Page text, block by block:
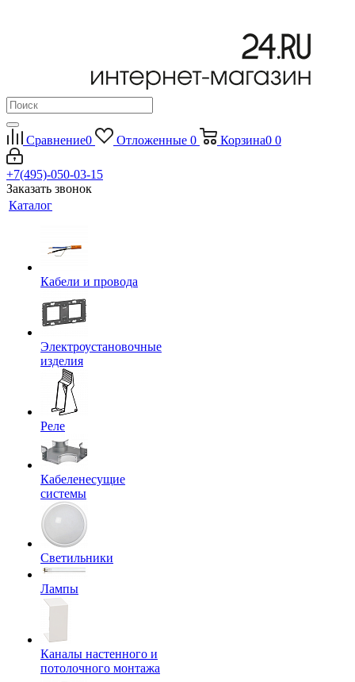
Сравнение0 Отложенные 0 Корзина0 0
+7(495)-050-03-15
Заказать звонок
Каталог
Кабели и провода
Электроустановочные
изделия
Реле
Кабеленесущие
системы
Светильники
Лампы
Каналы настенного и
потолочного монтажа